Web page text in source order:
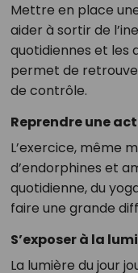
Mettre en place
aider à sortir de
quotidiennes et
permet de
de contrôle.
Reprendre une
L’exercice, même
d’endorphines et
quotidienne, du
faire une grande
S’exposer à la
La lumière du jour